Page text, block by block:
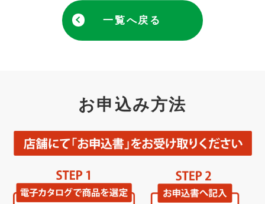
一覧へ戻る
お申込み方法